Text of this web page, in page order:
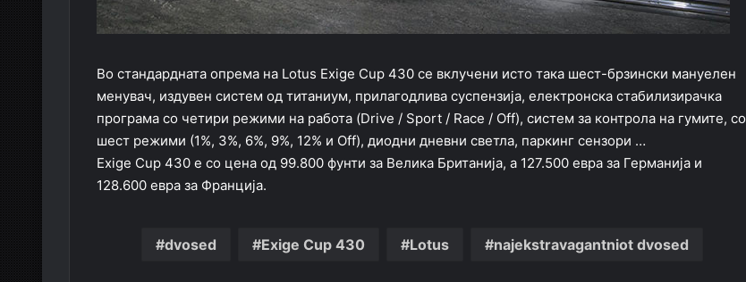
Во стандардната опрема на Lotus Exige Cup 430 се вклучени исто така шест-брзински мануелен
менувач, издувен систем од титаниум, прилагодлива суспензија, електронска стабилизирачка
програма со четири режими на работа (Drive / Sport / Race / Off), систем за контрола на гумите, со
шест режими (1%, 3%, 6%, 9%, 12% и Off), диодни дневни светла, паркинг сензори …
Exige Cup 430 е со цена од 99.800 фунти за Велика Британија, а 127.500 евра за Германија и
128.600 евра за Франција.
dvosed Exige Cup 430 Lotus najekstravagantniot dvosed